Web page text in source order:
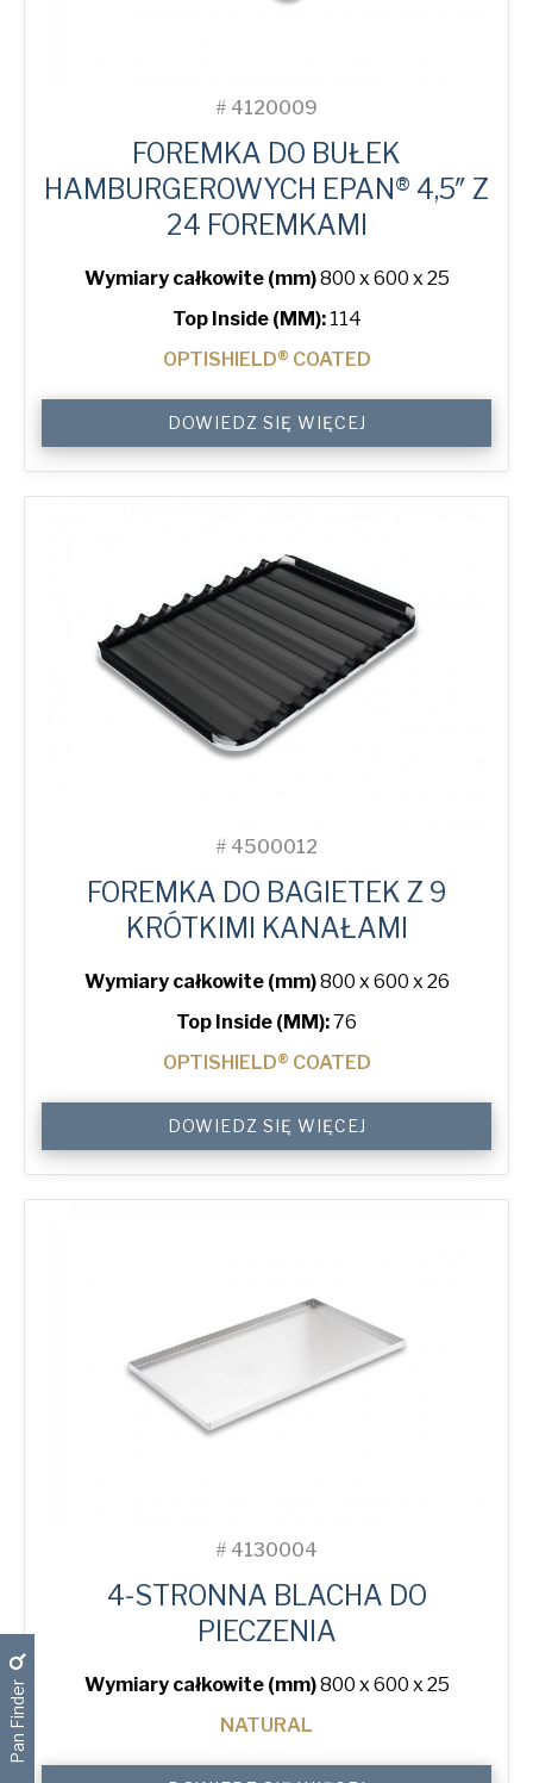
# 4120009
FOREMKA DO BUŁEK
HAMBURGEROWYCH EPAN® 4,5″ Z
24 FOREMKAMI
Wymiary całkowite (mm)800 x 600 x 25
Top Inside (MM): 114
OPTISHIELD® COATED
ePAN®
Bun
Tray
DOWIEDZ SIĘ WIĘCEJ
# 4500012
FOREMKA DO BAGIETEK Z 9
KRÓTKIMI KANAŁAMI
Wymiary całkowite (mm)800 x 600 x 26
Top Inside (MM):76
OPTISHIELD® COATED
with
9
Short
DOWIEDZ SIĘ WIĘCEJ
# 4130004
4-STRONNA BLACHA DO
PIECZENIA
Wymiary całkowite (mm)800 x 600 x 25
NATURAL
Pan Finder